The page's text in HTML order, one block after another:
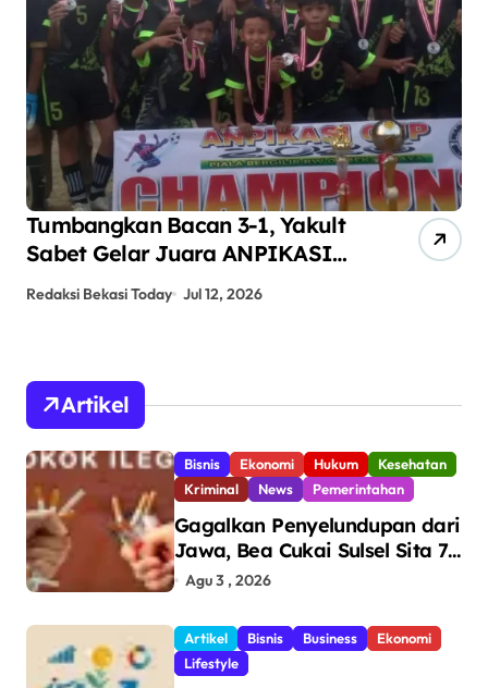
Tumbangkan Bacan 3-1, Yakult
Sabet Gelar Juara ANPIKASI
Redaksi Bekasi Today Jul 12, 2026
Artikel
Bisnis Ekonomi Hukum
Kesehatan
Kriminal
News Pemerintahan
Gagalkan Penyelundupan dari
Jawa, Bea Cukai Sulsel Sita 7,8
Juta Batang Rokok Ilegal
Makassar
Agu 3 , 2026
Artikel Bisnis Business
Ekonomi
Lifestyle